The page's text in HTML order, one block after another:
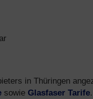
in Thüringen
sowie Glasfaser Tarife.